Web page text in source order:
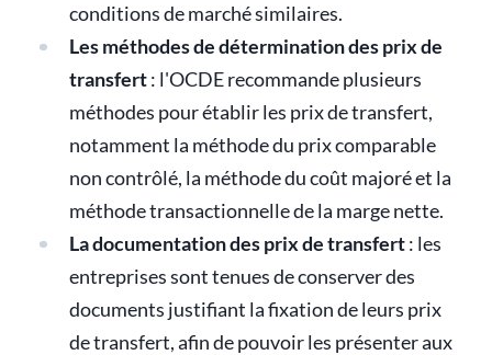
conditions de marché similaires.
Les méthodes de détermination des prix de
transfert: l'OCDE recommande plusieurs
méthodes pour établir les prix de transfert,
notamment la méthode du prix comparable
non contrôlé, la méthode du coût majoré et la
méthode transactionnelle de la marge nette.
La documentation des prix de transfert: les
entreprises sont tenues de conserver des
documents justifiant la fixation de leurs prix
de transfert, afin de pouvoir les présenter aux